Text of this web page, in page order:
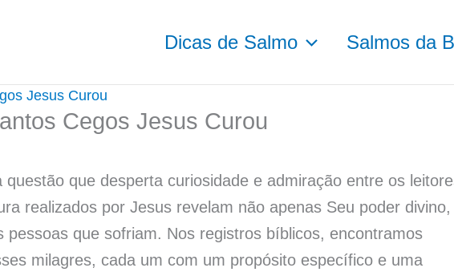
Dicas de Salmo Salmos da
Jesus Curou
Cegos Jesus Curou
que desperta curiosidade e admiração entre os
realizados por Jesus revelam não apenas Seu poder divino,
pessoas que sofriam. Nos registros bíblicos, encontramos
milagres, cada um com um propósito específico e uma